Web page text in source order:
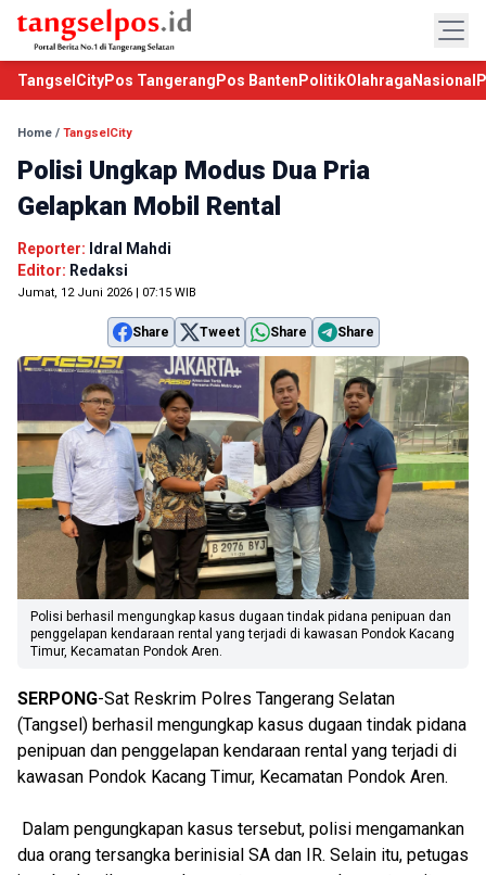
TangselCityPos Tangerang Pos Banten PolitikOlahraga Nasional
Home / TangselCity
Polisi Ungkap Modus Dua Pria
Gelapkan Mobil Rental
Reporter: Idral Mahdi
Editor: Redaksi
Jumat, 12 Juni 2026 | 07:15 WIB
Share Tweet Share Share
Polisi berhasil mengungkap kasus dugaan tindak pidana penipuan dan
penggelapan kendaraan rental yang terjadi di kawasan Pondok Kacang
Timur, Kecamatan Pondok Aren.
SERPONG-Sat Reskrim Polres Tangerang Selatan
(Tangsel) berhasil mengungkap kasus dugaan tindak pidana
penipuan dan penggelapan kendaraan rental yang terjadi di
kawasan Pondok Kacang Timur, Kecamatan Pondok Aren.
Dalam pengungkapan kasus tersebut, polisi mengamankan
dua orang tersangka berinisial SA dan IR. Selain itu, petugas